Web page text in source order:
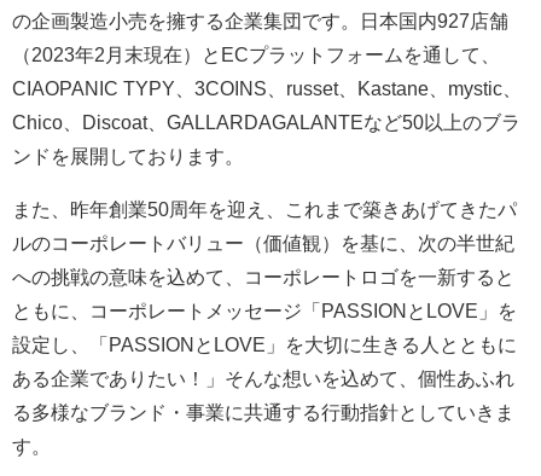
の企画製造⼩売を擁する企業集団です。⽇本国内927店舗
（2023年2⽉末現在）とECプラットフォームを通して、
CIAOPANIC TYPY、3COINS、russet、Kastane、mystic、
Chico、Discoat、GALLARDAGALANTEなど50以上のブラ
ンドを展開しております。
また、昨年創業50周年を迎え、これまで築きあげてきたパ
ルのコーポレートバリュー（価値観）を基に、次の半世紀
への挑戦の意味を込めて、コーポレートロゴを一新すると
ともに、コーポレートメッセージ「PASSIONとLOVE」を
設定し、「PASSIONとLOVE」を大切に生きる人とともに
ある企業でありたい！」そんな想いを込めて、個性あふれ
る多様なブランド・事業に共通する行動指針としていきま
す。